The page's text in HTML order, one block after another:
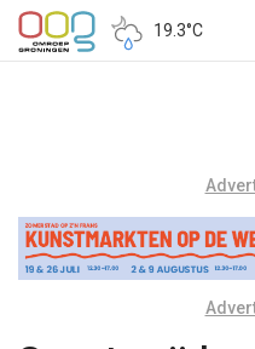
19.3°C